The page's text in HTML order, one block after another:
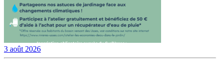
3 août 2026